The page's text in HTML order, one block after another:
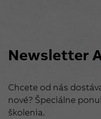
Newsletter
Chcete od nás
nové? Špeciálne
školenia.